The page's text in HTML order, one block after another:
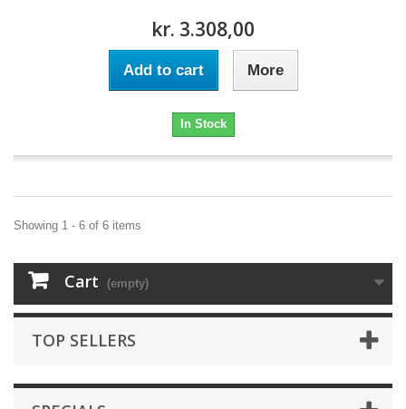
kr. 3.308,00
Add to cart More
In Stock
Showing 1 - 6 of 6 items
Cart (empty)
TOP SELLERS